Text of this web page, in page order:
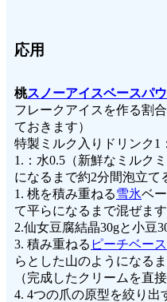
応用
桃スノーアイスベースパ
フレークアイスを作る割
ておきます）
特製ミルク入りドリンク1
1.：水0.5（新鮮なミルク
になるまで約2分間泡立て
1. 桃を積み重ねる雪氷ベ
て平らになるまで混ぜます
2.仙女豆腐結晶30gと小豆
3. 積み重ねる ピーチベース
らとした山のようになるま
（完成したクリームを直
4. 4つの爪の原型を絞り出